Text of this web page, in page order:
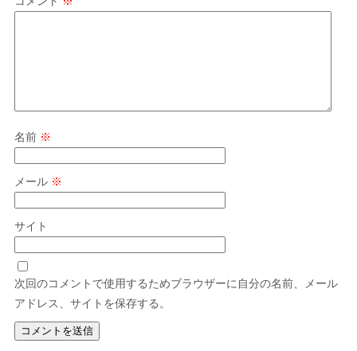
名前 ※
メール ※
サイト
次回のコメントで使用するためブラウザーに自分の名前、メール
アドレス、サイトを保存する。